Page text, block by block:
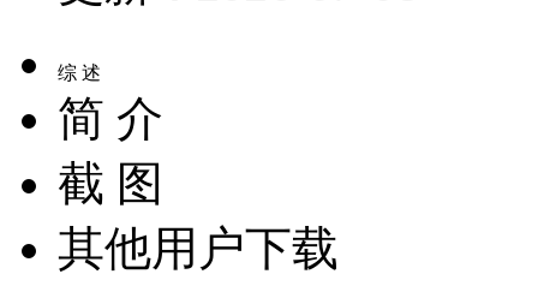
综 述
简 介
截 图
其他用户下载